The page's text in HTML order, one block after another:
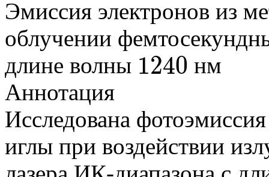
Эмиссия электронов из
облучении
длине волны 1240
1240
нм
Аннотация
Исследована
иглы при воздействии